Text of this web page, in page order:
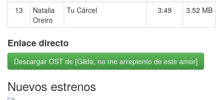
13
Natalia
Oreiro
Tu Cárcel 3:49 3.52 MB
Enlace directo
Descargar OST de [Gilda, no me arrepiento de este amor]
Nuevos estrenos